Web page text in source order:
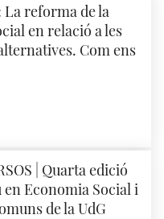
La reforma de la
en relació a les
Com ens
| Quarta edició
en Economia Social i
de la UdG